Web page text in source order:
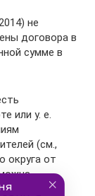
не
договора в
сумме в
или у. е.
(см.,
округа от